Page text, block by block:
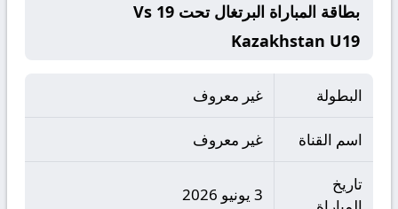
بطاقة المباراة البرتغال تحت 19 Vs
Kazakhstan U19
البطولة غير معروف
اسم القناة غير معروف
تاريخ
3 يونيو 2026